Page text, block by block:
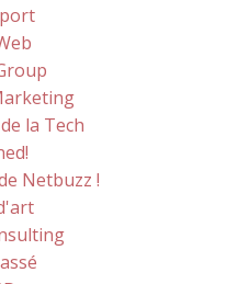
la Tech
Netbuzz !